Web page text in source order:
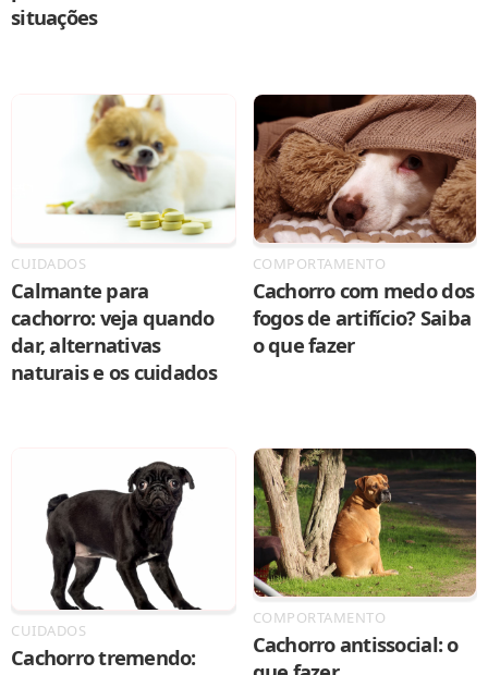
situações
CUIDADOS
Calmante para
cachorro: veja quando
dar, alternativas
naturais e os cuidados
COMPORTAMENTO
Cachorro com medo dos
fogos de artifício? Saiba
o que fazer
CUIDADOS
Cachorro tremendo:
COMPORTAMENTO
Cachorro antissocial: o